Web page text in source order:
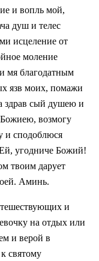
и вопль мой,
душ и телес
исцеление от
моление
мя благодатным
язв моих, помажи
здрав сый душею и
возмогу
и сподоблюся
угодниче Божий!
твоим дарует
Аминь.
и
на отдых или
и верой в
святому